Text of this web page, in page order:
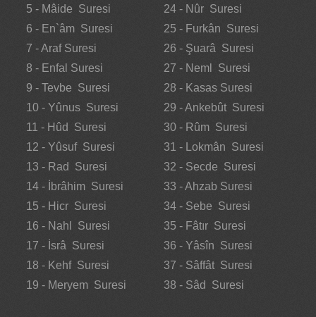
5 - Mâide Suresi
6 - En`âm Suresi
7 - Araf Suresi
8 - Enfal Suresi
9 - Tevbe Suresi
10 - Yûnus Suresi
11 - Hûd Suresi
12 - Yûsuf Suresi
13 - Rad Suresi
14 - İbrâhim Suresi
15 - Hicr Suresi
16 - Nahl Suresi
17 - İsrâ Suresi
18 - Kehf Suresi
19 - Meryem Suresi
24 - Nûr Suresi
25 - Furkân Suresi
26 - Şuarâ Suresi
27 - Neml Suresi
28 - Kasas Suresi
29 - Ankebût Suresi
30 - Rûm Suresi
31 - Lokmân Suresi
32 - Secde Suresi
33 - Ahzab Suresi
34 - Sebe Suresi
35 - Fâtır Suresi
36 - Yâsîn Suresi
37 - Sâffât Suresi
38 - Sâd Suresi